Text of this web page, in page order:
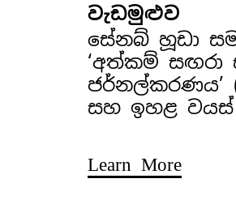
වැඩමුළුව
සේනබ් හූඩා
‘අත්කම් සඟරා
ජර්නල්කරණය’
සහ ඉහළ වයස්
Learn More